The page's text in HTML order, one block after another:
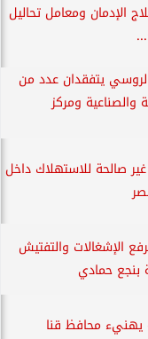
الإدمان ومعامل تحاليل
يتفقدان عدد من
والصناعية ومركز
صالحة للاستهلاك داخل
الإشغالات والتفتيش
بنجع حمادي
يهنيء محافظ قنا